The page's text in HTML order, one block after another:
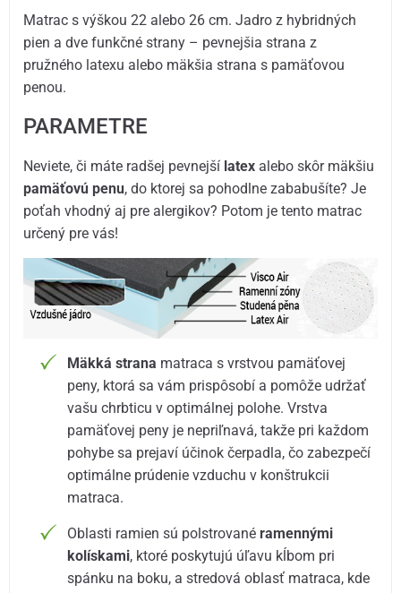
Matrac s výškou 22 alebo 26 cm. Jadro z hybridných
pien a dve funkčné strany – pevnejšia strana z
pružného latexu alebo mäkšia strana s pamäťovou
penou.
PARAMETRE
Neviete, či máte radšej pevnejší latex alebo skôr mäkšiu
pamäťovú penu, do ktorej sa pohodlne zababušíte? Je
poťah vhodný aj pre alergikov? Potom je tento matrac
určený pre vás!
Mäkká strana matraca s vrstvou pamäťovej
peny, ktorá sa vám prispôsobí a pomôže udržať
vašu chrbticu v optimálnej polohe. Vrstva
pamäťovej peny je nepriľnavá, takže pri každom
pohybe sa prejaví účinok čerpadla, čo zabezpečí
optimálne prúdenie vzduchu v konštrukcii
matraca.
Oblasti ramien sú polstrovanéramennými
kolískami, ktoré poskytujú úľavu kĺbom pri
spánku na boku, a stredová oblasť matraca, kde